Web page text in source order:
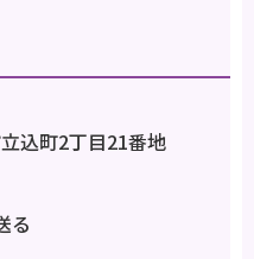
込町2丁目21番地
る